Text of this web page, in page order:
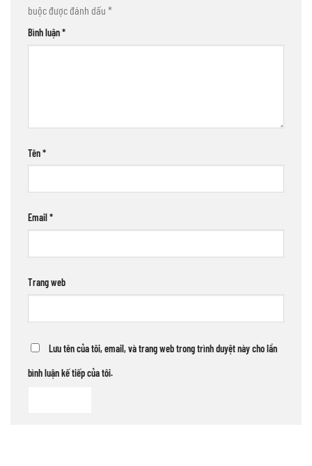
buộc được đánh dấu *
Bình luận*
Tên*
Email*
Trang web
Lưu tên của tôi, email, và trang web trong trình duyệt này cho lần
bình luận kế tiếp của tôi.